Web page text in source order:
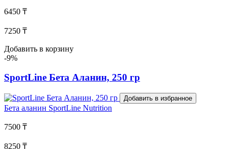
6450 ₸
7250 ₸
Добавить в корзину
-9%
SportLine Бета Аланин, 250 гр
Добавить в избранное
Бета аланин SportLine Nutrition
7500 ₸
8250 ₸